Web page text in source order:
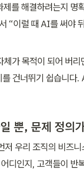
제를 해결하려는지 명
“이럴 때 AI를 써야
체가 목적이 되어 버
건너뛰기 쉽습니다
뿐, 문제 정의
우리 조직의 비즈
디인지, 고객들이 반